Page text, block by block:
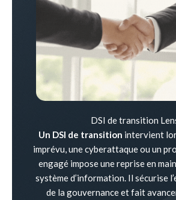
DSI de transition
Un DSI de transition intervient
imprévu, une cyberattaque ou un
engagé impose une reprise en
système d’information. Il sécurise
de la gouvernance et fait